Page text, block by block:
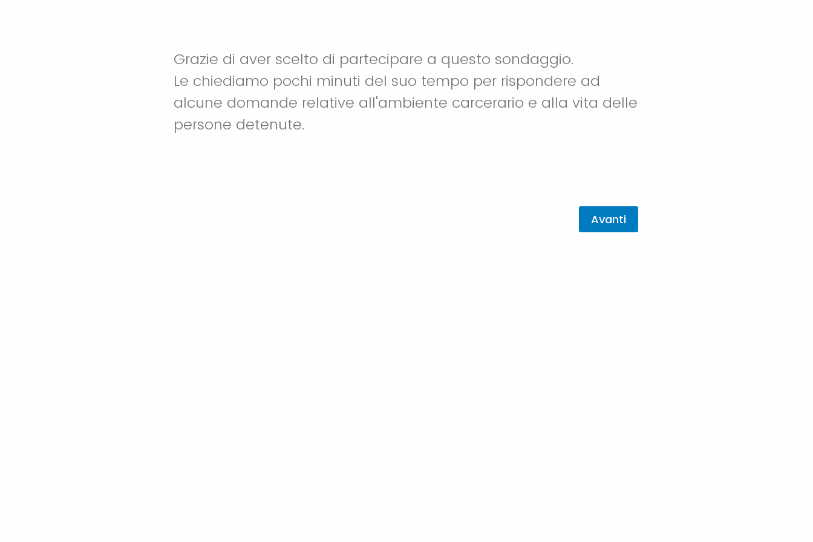
Grazie di aver scelto di partecipare a questo sondaggio.
Le chiediamo pochi minuti del suo tempo per rispondere ad
alcune domande relative all'ambiente carcerario e alla vita delle
persone detenute.